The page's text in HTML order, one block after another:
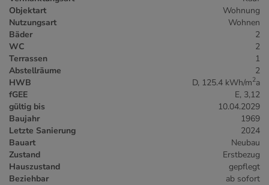
Objektart
Wohnung
Nutzungsart
Wohnen
Bäder
2
WC
2
Terrassen
1
Abstellräume
2
HWB
D, 125.4 kWh/m2a
fGEE
E, 3,12
gültig bis
10.04.2029
Baujahr
1969
Letzte Sanierung
2024
Bauart
Neubau
Zustand
Erstbezug
Hauszustand
gepflegt
Beziehbar
ab sofort